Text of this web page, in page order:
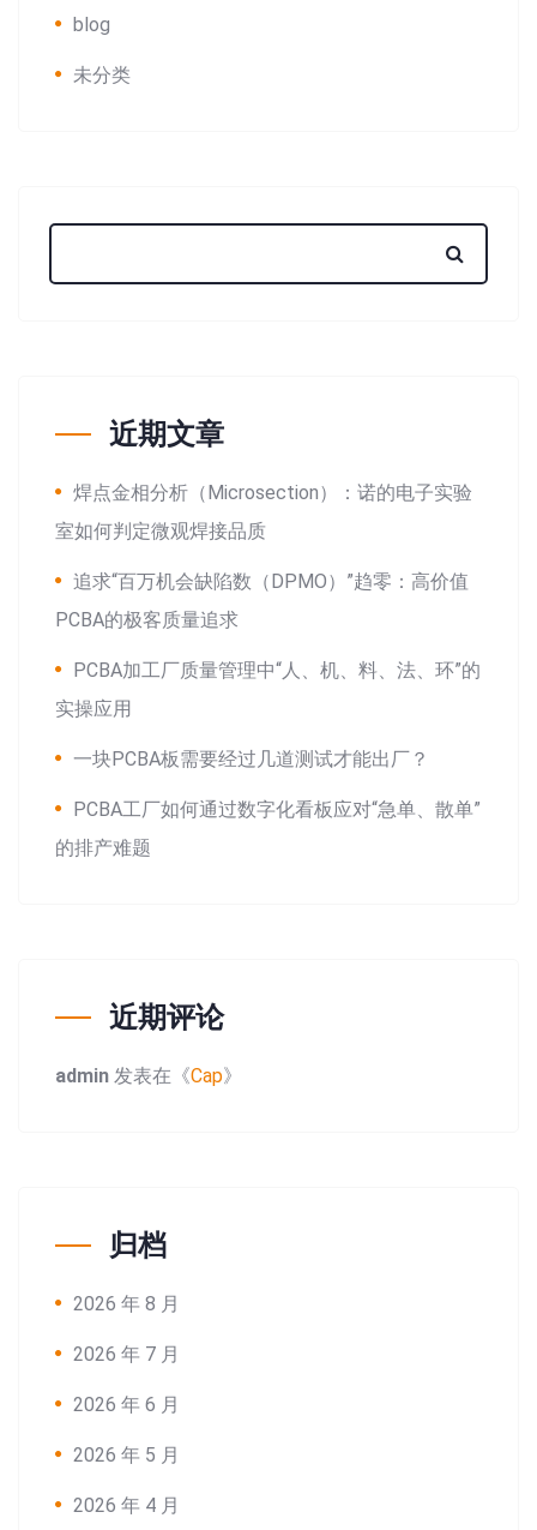
blog
未分类
近期文章
焊点金相分析（Microsection）：诺的电子实验
室如何判定微观焊接品质
追求“百万机会缺陷数（DPMO）”趋零：高价值
PCBA的极客质量追求
PCBA加工厂质量管理中“人、机、料、法、环”的
实操应用
一块PCBA板需要经过几道测试才能出厂？
PCBA工厂如何通过数字化看板应对“急单、散单”
的排产难题
近期评论
admin 发表在《Cap》
归档
2026 年 8 月
2026 年 7 月
2026 年 6 月
2026 年 5 月
2026 年 4 月